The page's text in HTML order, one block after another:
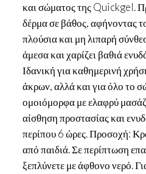
και σώματος της Quickgel.
δέρμα σε βάθος, αφήνοντας
πλούσια και μη λιπαρή
άμεσα και χαρίζει βαθιά
Ιδανική για καθημερινή
άκρων, αλλά και για όλο το
ομοιόμορφα με ελαφρύ
αίσθηση προστασίας και
περίπου 6 ώρες. Προσοχή:
από παιδιά. Σε περίπτωση
ξεπλύνετε με άφθονο νερό.